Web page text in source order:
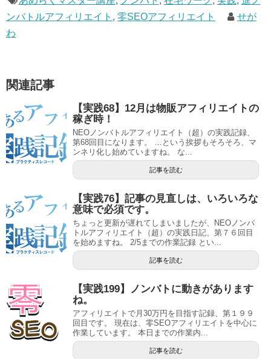
ンバトルアフィリエイト , 零SEOアフィリエイト
せが
わ
関連記事
【実践68】12月は物販アフィリエイトの
稼ぎ時！
NEOノンバトルアフィリエイト（超）の実践記録、
第68回目になります。 …という挨拶もそろそろ、マ
ンネリ化し始めていますね。 な...
記事を読む
【実践76】記事の見直しは、いろいろな
意味で必須です。
ちょっと更新が遅れてしまいましたが、NEOノンバ
トルアフィリエイト（超）の実践日記、第７６回目
を始めますね。 2/5までの作業記録 とい...
記事を読む
【実践199】ノンバトに動きがあります
ね。
アフィリエイトで月30万円を目指す記録、第１９９
回目です。 現在は、零SEOアフィリエイトを中心に
作業しています。 本日までの作業内...
記事を読む